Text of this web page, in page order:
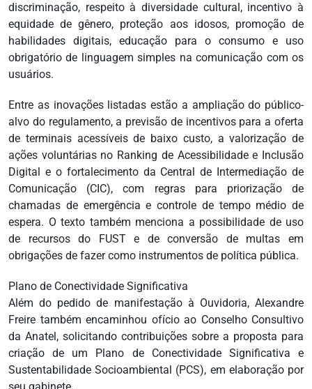
discriminação, respeito à diversidade cultural, incentivo à
equidade de gênero, proteção aos idosos, promoção de
habilidades digitais, educação para o consumo e uso
obrigatório de linguagem simples na comunicação com os
usuários.
Entre as inovações listadas estão a ampliação do público-
alvo do regulamento, a previsão de incentivos para a oferta
de terminais acessíveis de baixo custo, a valorização de
ações voluntárias no Ranking de Acessibilidade e Inclusão
Digital e o fortalecimento da Central de Intermediação de
Comunicação (CIC), com regras para priorização de
chamadas de emergência e controle de tempo médio de
espera. O texto também menciona a possibilidade de uso
de recursos do FUST e de conversão de multas em
obrigações de fazer como instrumentos de política pública.
Plano de Conectividade Significativa
Além do pedido de manifestação à Ouvidoria, Alexandre
Freire também encaminhou ofício ao Conselho Consultivo
da Anatel, solicitando contribuições sobre a proposta para
criação de um Plano de Conectividade Significativa e
Sustentabilidade Socioambiental (PCS), em elaboração por